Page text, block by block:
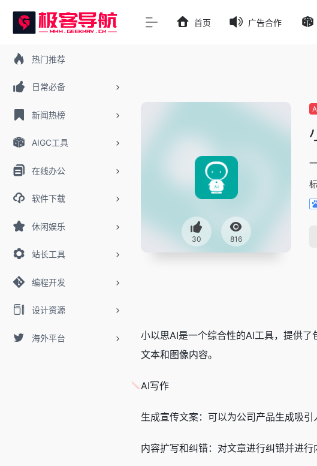
热门推荐
日常必备
新闻热榜
AIGC工具
在线办公
软件下载
休闲娱乐
站长工具
编程开发
设计资源
海外平台
首页 广告合作
30 816
小以思AI是一个综合性的AI工具，提供
文本和图像内容。
AI写作
生成宣传文案：可以为公司产品生成吸引
内容扩写和纠错：对文章进行纠错并进行